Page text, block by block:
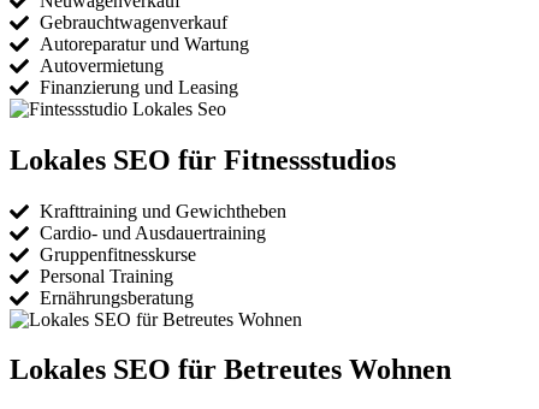
Gebrauchtwagenverkauf
Autoreparatur und Wartung
Autovermietung
Finanzierung und Leasing
Lokales SEO für Fitnessstudios
Krafttraining und Gewichtheben
Cardio- und Ausdauertraining
Gruppenfitnesskurse
Personal Training
Ernährungsberatung
Lokales SEO für Betreutes Wohnen